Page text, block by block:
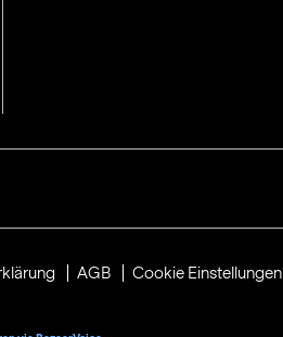
AGB Cookie Einstellungen